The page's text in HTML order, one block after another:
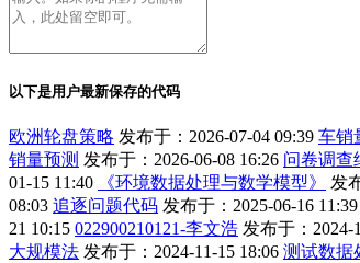
以下是用户最新保存的代码
欧洲轮盘策略 发布于：2026-07-04 09:39 车
销量预测 发布于：2026-06-08 16:26 问卷调查
01-15 11:40
《环境数据处理与数学模型》 发
08:03 追逐问题代码 发布于：2025-06-16 11:39
21 10:15 022900210121-李文浩 发布于：2024-
大规模法 发布于：2024-11-15 18:06 测试数据